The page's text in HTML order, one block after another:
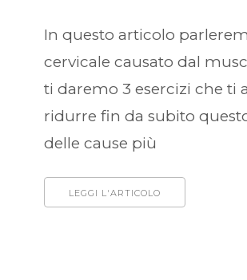
In questo articolo
cervicale causato dal
ti daremo 3 esercizi che ti
ridurre fin da subito
delle cause più
LEGGI L'ARTICOLO